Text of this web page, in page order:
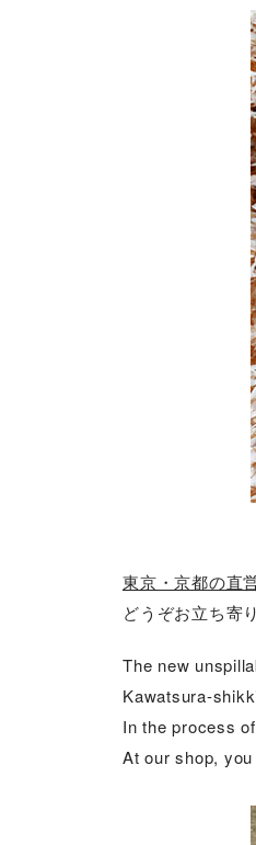
東京・京都の直
どうぞお立ち寄
The new
Kawatsura-
In the process
At our shop,